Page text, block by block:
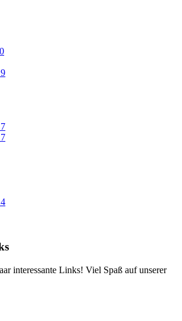
interessante Links! Viel Spaß auf unserer